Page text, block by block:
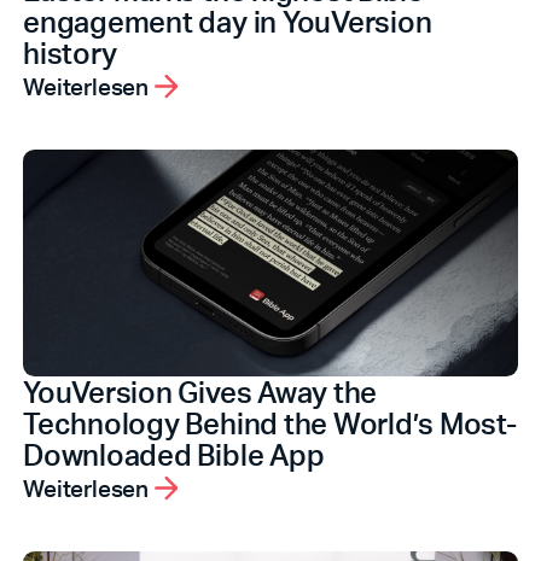
engagement day in YouVersion
history
Weiterlesen
YouVersion Gives Away the
Technology Behind the World’s Most-
Downloaded Bible App
Weiterlesen